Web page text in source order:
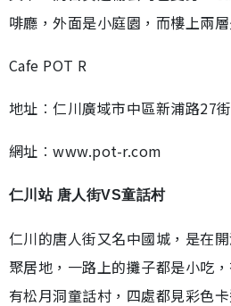
啡廳，外面是小庭園，而樓上兩層
Cafe POT R
地址︰仁川廣域市中區新浦路27
網址︰www.pot-r.com
仁川站 唐人街VS童話村
仁川的唐人街又名中國城，是在
聚居地，一路上的攤子都是小吃
有松月洞童話村，四處都見彩色